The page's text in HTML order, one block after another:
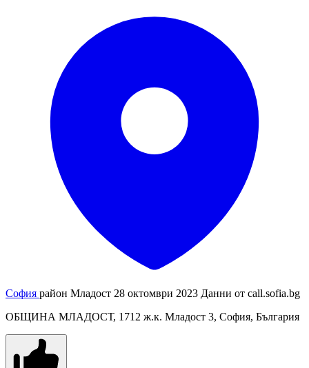
София район Младост 28 октомври 2023 Данни от call.sofia.bg
ОБЩИНА МЛАДОСТ, 1712 ж.к. Младост 3, София, България